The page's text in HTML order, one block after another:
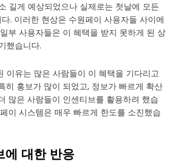
길게 예상되었으나 실제로는 첫날에 모든
. 이러한 현상은 수원페이 사용자들 사이에
부 사용자들은 이 혜택을 받지 못하게 된 상
했습니다.
이유는 많은 사람들이 이 혜택을 기다리고
히 홍보가 많이 되었고, 정보가 빠르게 확산
많은 사람들이 인센티브를 활용하려 했습
이 시스템은 매우 빠르게 한도를 소진했습
에 대한 반응